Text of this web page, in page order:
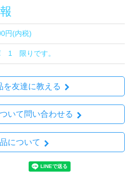
円(内税)
1 限りです。
を友達に教える
いて問い合わせる
について